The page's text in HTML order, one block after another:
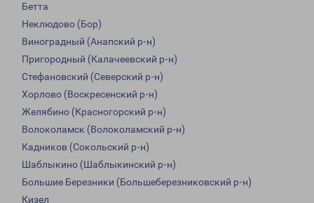
Бетта
Неклюдово (Бор)
Виноградный (Анапский р-н)
Пригородный (Калачеевский р-н)
Стефановский (Северский р-н)
Хорлово (Воскресенский р-н)
Желябино (Красногорский р-н)
Волоколамск (Волоколамский р-н)
Кадников (Сокольский р-н)
Шаблыкино (Шаблыкинский р-н)
Большие Березники (Большеберезниковский р-н)
Кизел